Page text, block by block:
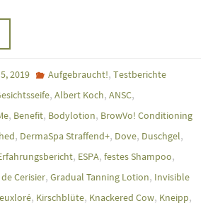
2019 Aufgebraucht!, Testberichte
,Albert Koch,ANSC,
, Benefit, Bodylotion, BrowVo! Conditioning
, DermaSpa Straffend+, Dove, Duschgel,
, ESPA, festes Shampoo,
Cerisier, Gradual Tanning Lotion, Invisible
, Kirschblüte, Knackered Cow, Kneipp,